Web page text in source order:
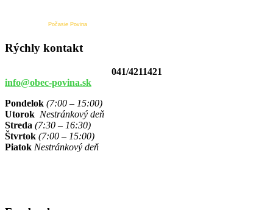
Počasie Povina
Rýchly kontakt
041/4211421
info@obec-povina.sk
Pondelok (7:00 – 15:00)
Utorok Nestránkový deň
Streda (7:30 – 16:30)
Štvrtok (7:00 – 15:00)
Piatok Nestránkový deň